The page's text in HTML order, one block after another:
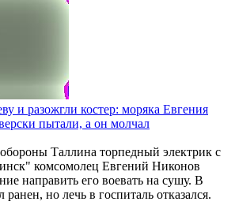
и разожгли костер: моряка Евгения
пытали, а он молчал
Таллина торпедный электрик с
комсомолец Евгений Никонов
направить его воевать на сушу. В
но лечь в госпиталь отказался.